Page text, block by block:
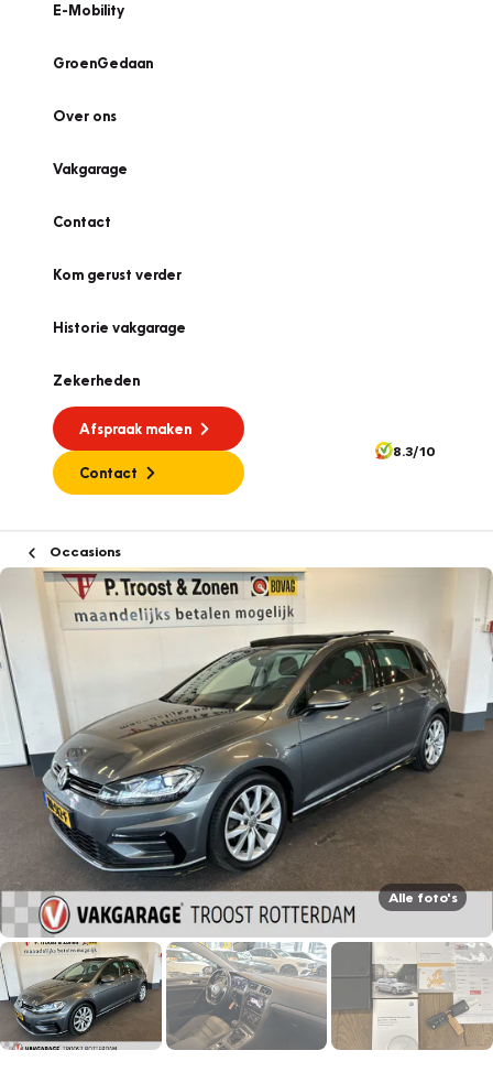
E-Mobility
GroenGedaan
Over ons
Vakgarage
Contact
Kom gerust verder
Historie vakgarage
Zekerheden
Afspraak maken
Contact
8.3/10
Occasions
Alle foto's